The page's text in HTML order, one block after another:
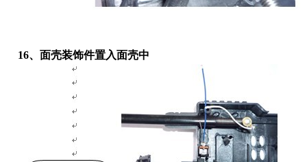
16、面壳装饰件置入面壳中